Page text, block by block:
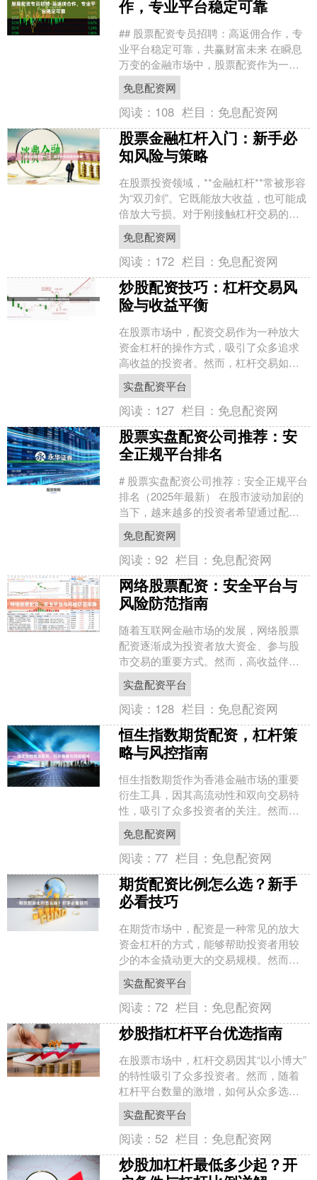
作，专业平台稳定可靠
## 股票配资专员招聘：高返佣合作，专
业平台稳定可靠，共赢财富未来 在瞬息
万变的金融市场中，股票配资作为一种
灵活的资金杠杆工具，为众多投资者提
供了扩大交易规模、....
免息配资网
阅读： 108 栏目： 免息配资网
股票金融杠杆入门：新手必
知风险与策略
在股票投资领域，**金融杠杆**常被形容
为“双刃剑”。它既能放大收益，也可能成
倍放大亏损。对于刚接触杠杆交易的新
手而言，理解其核心原理与风险控制策
略，是避免“爆....
免息配资网
阅读： 172 栏目： 免息配资网
炒股配资技巧：杠杆交易风
险与收益平衡
在股票市场中，配资交易作为一种放大
资金杠杆的操作方式，吸引了众多追求
高收益的投资者。然而，杠杆交易如同
一把双刃剑，既可能带来超额回报，也
可能放大亏损。本文将深入....
实盘配资平台
阅读： 127 栏目： 免息配资网
股票实盘配资公司推荐：安
全正规平台排名
# 股票实盘配资公司推荐：安全正规平台
排名（2025年最新） 在股市波动加剧的
当下，越来越多的投资者希望通过配资
放大收益。然而，面对市场上鱼龙混杂
的配资平台，如....
免息配资网
阅读：92 栏目： 免息配资网
网络股票配资：安全平台与
风险防范指南
随着互联网金融市场的发展，网络股票
配资逐渐成为投资者放大资金、参与股
市交易的重要方式。然而，高收益伴随
高风险，如何在众多配资平台中识别安
全平台，并做好风险防范，....
实盘配资平台
阅读： 128 栏目： 免息配资网
恒生指数期货配资，杠杆策
略与风控指南
恒生指数期货作为香港金融市场的重要
衍生工具，因其高流动性和双向交易特
性，吸引了众多投资者的关注。然而，
期货交易本身自带杠杆，若再结合配资
操作，风险与收益将被同步....
免息配资网
阅读：77 栏目： 免息配资网
期货配资比例怎么选？新手
必看技巧
在期货市场中，配资是一种常见的放大
资金杠杆的方式，能够帮助投资者用较
少的本金撬动更大的交易规模。然而，
配资比例的选择直接关系到风险与收益
的平衡。对于新手来说实盘....
实盘配资平台
阅读：72 栏目： 免息配资网
炒股指杠杆平台优选指南
在股票市场中，杠杆交易因其“以小博大”
的特性吸引了众多投资者。然而，随着
杠杆平台数量的激增，如何从众多选项
中筛选出安全、合规、高效的平台，成
为投资者面临的首要难....
实盘配资平台
阅读： 52 栏目： 免息配资网
炒股加杠杆最低多少起？开